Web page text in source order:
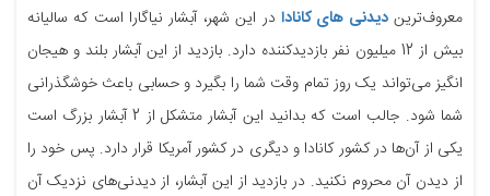
معروف‌تریندیدنی های کانادا در این شهر، آبشار نیاگارا است که سالیانه
بیش از 12 میلیون نفر بازدیدکننده دارد. بازدید از این آبشار بلند و هیجان‌
انگیز می‌تواند یک روز تمام وقت شما را بگیرد و حسابی باعث خوشگذرانی
شما شود. جالب است که بدانید این آبشار متشکل از 2 آبشار بزرگ است
یکی از آن‌ها در کشور کانادا و دیگری در کشور آمریکا قرار دارد. پس خود را
از دیدن آن محروم نکنید. در بازدید از این آبشار، از دیدنی‌های نزدیک آن